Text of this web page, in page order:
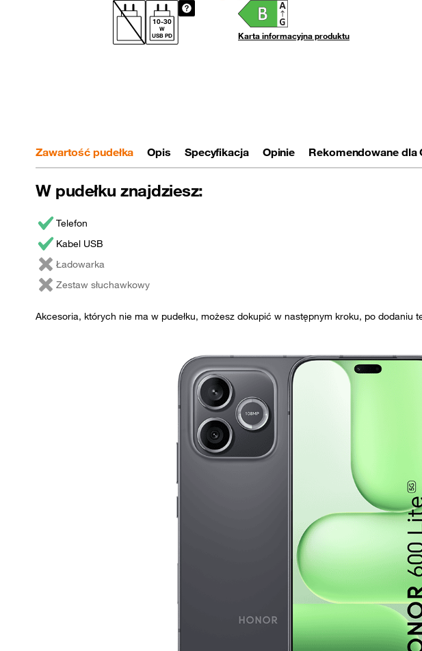
10-30
W
USB PD
Karta informacyjna produktu
Zawartość pudełka Opis Specyfikacja Opinie Rekomendowane dla
W pudełku znajdziesz:
Telefon
Kabel USB
Ładowarka
Zestaw słuchawkowy
Akcesoria, których nie ma w pudełku, możesz dokupić w następnym kroku, po dodaniu